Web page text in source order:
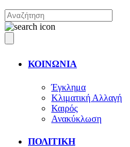
ΚΟΙΝΩΝΙΑ
Έγκλημα
Κλιματική Αλλαγή
Καιρός
Ανακύκλωση
ΠΟΛΙΤΙΚΗ